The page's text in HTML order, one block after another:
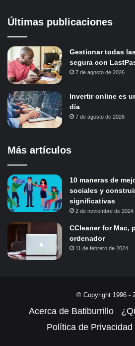
Últimas publicaciones
Gestionar todas
segura con
7 de agosto de 2026
Invertir online es
día
7 de agosto de 2026
Más artículos
10 maneras de
sociales y
significativas
2 de noviembre de 2024
CCleaner for Mac,
ordenador
11 de febrero de 2024
© Copyright 1996 -
Acerca de Batiburrillo
Política de Privacidad